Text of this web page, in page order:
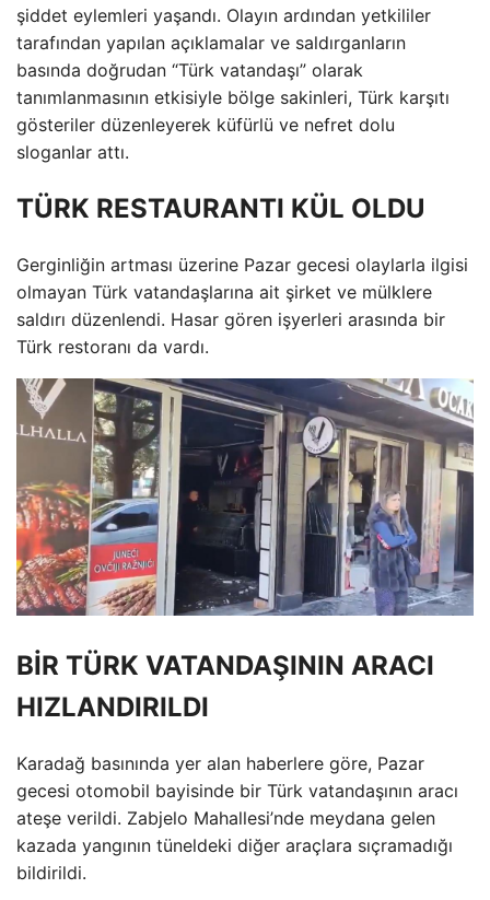
şiddet eylemleri yaşandı. Olayın ardından yetkililer
tarafından yapılan açıklamalar ve saldırganların
basında doğrudan “Türk vatandaşı” olarak
tanımlanmasının etkisiyle bölge sakinleri, Türk karşıtı
gösteriler düzenleyerek küfürlü ve nefret dolu
sloganlar attı.
TÜRK RESTAURANTI KÜL OLDU
Gerginliğin artması üzerine Pazar gecesi olaylarla ilgisi
olmayan Türk vatandaşlarına ait şirket ve mülklere
saldırı düzenlendi. Hasar gören işyerleri arasında bir
Türk restoranı da vardı.
BİR TÜRK VATANDAŞININ ARACI
HIZLANDIRILDI
Karadağ basınında yer alan haberlere göre, Pazar
gecesi otomobil bayisinde bir Türk vatandaşının aracı
ateşe verildi. Zabjelo Mahallesi’nde meydana gelen
kazada yangının tüneldeki diğer araçlara sıçramadığı
bildirildi.